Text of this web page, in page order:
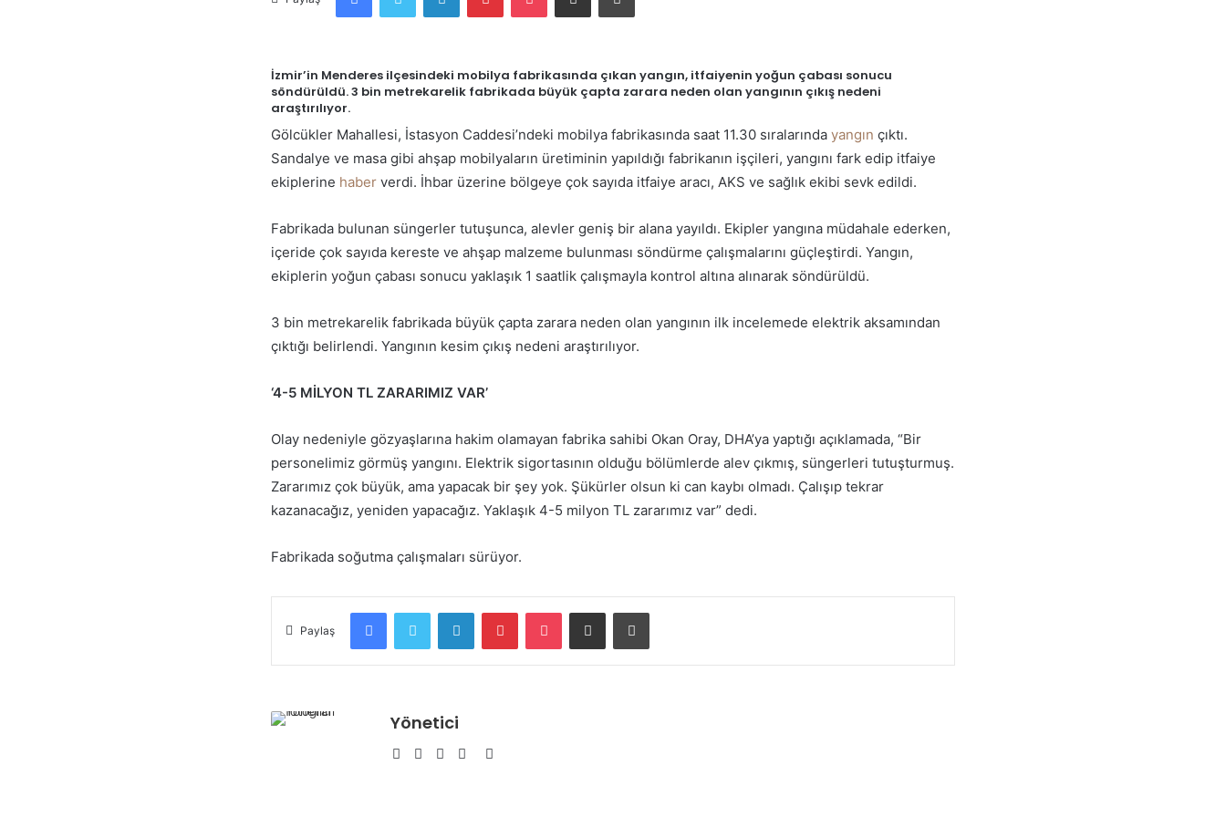
göndermek
İzmir’in Menderes ilçesindeki mobilya fabrikasında çıkan yangın, itfaiyenin yoğun çabası sonucu
söndürüldü. 3 bin metrekarelik fabrikada büyük çapta zarara neden olan yangının çıkış nedeni
araştırılıyor.
Gölcükler Mahallesi, İstasyon Caddesi’ndeki mobilya fabrikasında saat 11.30 sıralarında yangın çıktı.
Sandalye ve masa gibi ahşap mobilyaların üretiminin yapıldığı fabrikanın işçileri, yangını fark edip itfaiye
ekiplerine haber verdi. İhbar üzerine bölgeye çok sayıda itfaiye aracı, AKS ve sağlık ekibi sevk edildi.
Fabrikada bulunan süngerler tutuşunca, alevler geniş bir alana yayıldı. Ekipler yangına müdahale ederken,
içeride çok sayıda kereste ve ahşap malzeme bulunması söndürme çalışmalarını güçleştirdi. Yangın,
ekiplerin yoğun çabası sonucu yaklaşık 1 saatlik çalışmayla kontrol altına alınarak söndürüldü.
3 bin metrekarelik fabrikada büyük çapta zarara neden olan yangının ilk incelemede elektrik aksamından
çıktığı belirlendi. Yangının kesim çıkış nedeni araştırılıyor.
‘4-5 MİLYON TL ZARARIMIZ VAR’
Olay nedeniyle gözyaşlarına hakim olamayan fabrika sahibi Okan Oray, DHA’ya yaptığı açıklamada, “Bir
personelimiz görmüş yangını. Elektrik sigortasının olduğu bölümlerde alev çıkmış, süngerleri tutuşturmuş.
Zararımız çok büyük, ama yapacak bir şey yok. Şükürler olsun ki can kaybı olmadı. Çalışıp tekrar
kazanacağız, yeniden yapacağız. Yaklaşık 4-5 milyon TL zararımız var” dedi.
Fabrikada soğutma çalışmaları sürüyor.
Paylaş
FacebookTwitter LinkedIn PinterestPocket E-Posta ile paylaş
Yönetici
Facebook
TwitterYouTubePinterest